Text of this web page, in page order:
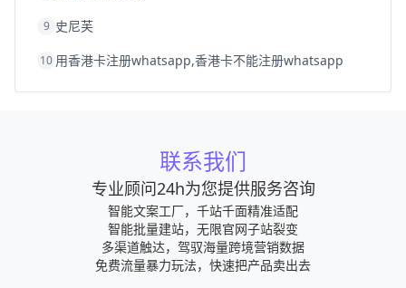
9 史尼芙
10 用香港卡注册whatsapp,香港卡不能注册whatsapp
联系我们
专业顾问24h为您提供服务咨询
智能文案工厂，千站千面精准适配
智能批量建站，无限官网子站裂变
多渠道触达，驾驭海量跨境营销数据
免费流量暴力玩法，快速把产品卖出去